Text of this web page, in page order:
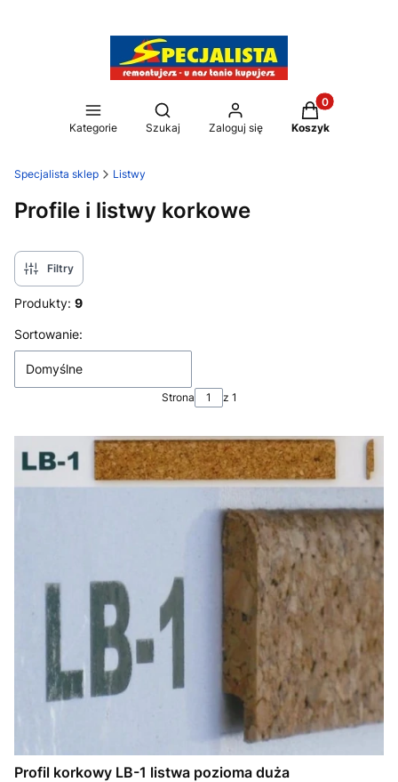
Kategorie
Otwórz wyszukiwarkę
Szukaj Zaloguj się
Produkty w
Koszyk
Specjalista sklep Listwy
Profile i listwy korkowe
Filtry
Produkty: 9
Lista produktów
Sortowanie:
Domyślne
Strona z 1
Profil korkowy LB-1 listwa pozioma duża